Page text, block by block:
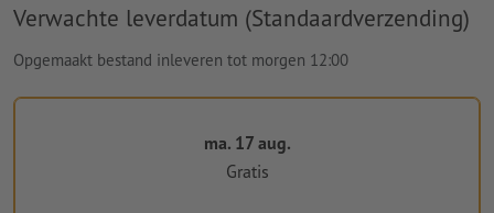
Verwachte leverdatum (Standaardverzending)
Opgemaakt bestand inleveren tot morgen 12:00
ma. 17 aug.
Gratis